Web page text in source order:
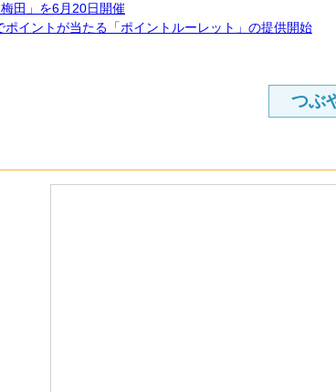
田」を6月20日開催
イントが当たる「ポイントルーレット」の提供開始
つぶ